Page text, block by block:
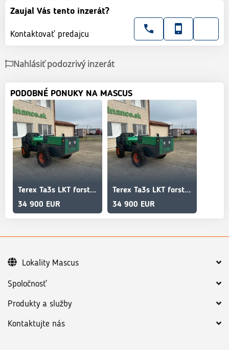
Zaujal Vás tento inzerát?
Kontaktovať predajcu
Nahlásiť podozrivý inzerát
PODOBNÉ PONUKY NA MASCUS
Terex Ta3s LKT forst IRON HORSE/EISENPFERD, 810
34 900 EUR
Terex Ta3s LKT forst IRON HORSE/EISENPFERD, 810
34 900 EUR
Spoločnosť
Produkty a služby
Kontaktujte nás
Lokality Mascus